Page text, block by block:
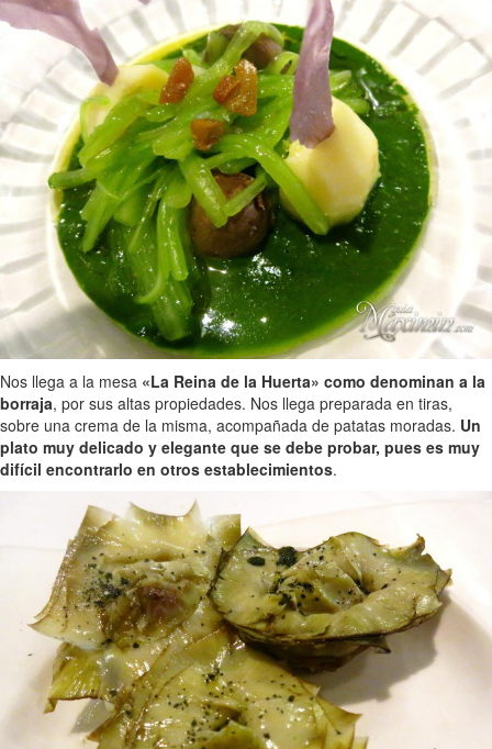
Nos llega a la mesa «La Reina de la Huerta» como denominan a la
borraja, por sus altas propiedades. Nos llega preparada en tiras,
sobre una crema de la misma, acompañada de patatas moradas. Un
plato muy delicado y elegante que se debe probar, pues es muy
difícil encontrarlo en otros establecimientos.